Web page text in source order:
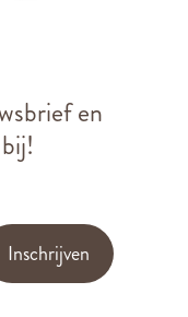
en
Inschrijven